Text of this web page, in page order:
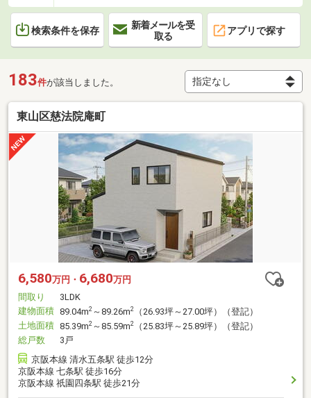
検索条件を保存
新着メールを受
取る
アプリで探す
183件が該当しました。
東山区慈法院庵町
6,580万円・ 6,680万円
間取り
3LDK
建物面積 89.04m2 ～89.26m2
（26.93坪～27.00坪）（登記）
土地面積 85.39m2 ～85.59m2
（25.83坪～25.89坪）（登記）
総戸数
3戸
京阪本線 清水五条駅 徒歩12分
京阪本線 七条駅 徒歩16分
京阪本線 祇園四条駅 徒歩21分